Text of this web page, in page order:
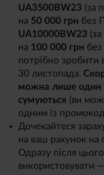
UA3500BW23 (за
на 50 000 грн без
UA10000BW23
на 100 000 грн
потрібно зробити
30 листопада.
можна лише один
сумуються (ви
одним із
Дочекайтеся
на ваш рахунок на
Одразу після
використовувати